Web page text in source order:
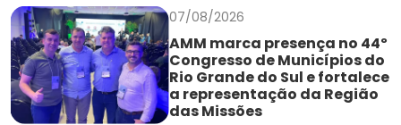
07/08/2026
AMM marca presença no 44º
Congresso de Municípios do
Rio Grande do Sul e fortalece
a representação da Região
das Missões